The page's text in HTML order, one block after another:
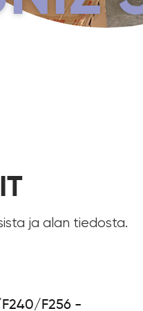
ja alan tiedosta.
F240/F256 -